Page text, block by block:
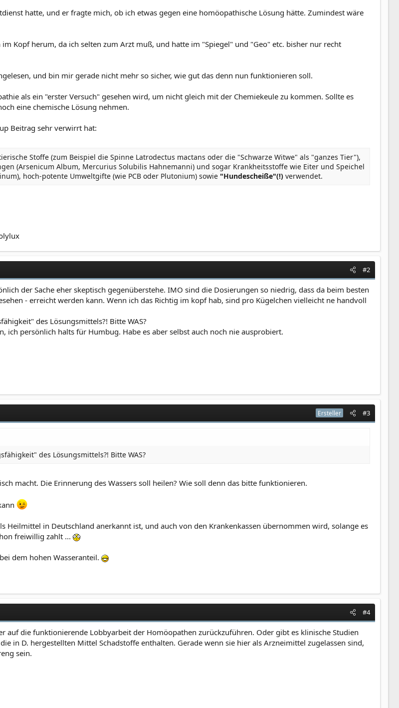
hatte, und er fragte mich, ob ich etwas gegen eine homöopathische Lösung hätte. Zumindest wäre
Kopf herum, da ich selten zum Arzt muß, und hatte im "Spiegel" und "Geo" etc. bisher nur recht
und bin mir gerade nicht mehr so sicher, wie gut das denn nun funktionieren soll.
als ein "erster Versuch" gesehen wird, um nicht gleich mit der Chemiekeule zu kommen. Sollte es
eine chemische Lösung nehmen.
Beitrag sehr verwirrt hat:
Stoffe (zum Beispiel die Spinne Latrodectus mactans oder die "Schwarze Witwe" als "ganzes Tier"),
(Arsenicum Album, Mercurius Solubilis Hahnemanni) und sogar Krankheitsstoffe wie Eiter und Speichel
hoch-potente Umweltgifte (wie PCB oder Plutonium) sowie "Hundescheiße"(!) verwendet.
#2
der Sache eher skeptisch gegenüberstehe. IMO sind die Dosierungen so niedrig, dass da beim besten
- erreicht werden kann. Wenn ich das Richtig im kopf hab, sind pro Kügelchen vielleicht ne handvoll
des Lösungsmittels?! Bitte WAS?
ich persönlich halts für Humbug. Habe es aber selbst auch noch nie ausprobiert.
Ersteller #3
des Lösungsmittels?! Bitte WAS?
macht. Die Erinnerung des Wassers soll heilen? Wie soll denn das bitte funktionieren.
Heilmittel in Deutschland anerkannt ist, und auch von den Krankenkassen übernommen wird, solange es
freiwillig zahlt ...
dem hohen Wasseranteil.
#4
auf die funktionierende Lobbyarbeit der Homöopathen zurückzuführen. Oder gibt es klinische Studien
in D. hergestellten Mittel Schadstoffe enthalten. Gerade wenn sie hier als Arzneimittel zugelassen sind,
sein.